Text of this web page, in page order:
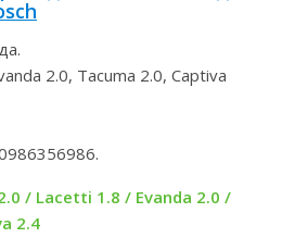
2.0, Tacuma 2.0, Captiva
/ Lacetti 1.8 / Evanda 2.0 /
2.4